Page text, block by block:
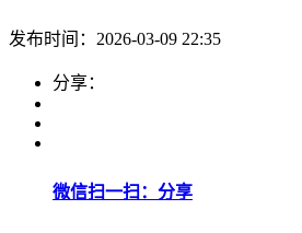
发布时间：2026-03-09 22:35
分享：
微信扫一扫：分享